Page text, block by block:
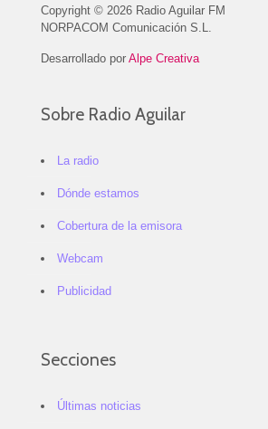
Copyright © 2026 Radio Aguilar FM
NORPACOM Comunicación S.L.
Desarrollado por Alpe Creativa
Sobre Radio Aguilar
La radio
Dónde estamos
Cobertura de la emisora
Webcam
Publicidad
Secciones
Últimas noticias